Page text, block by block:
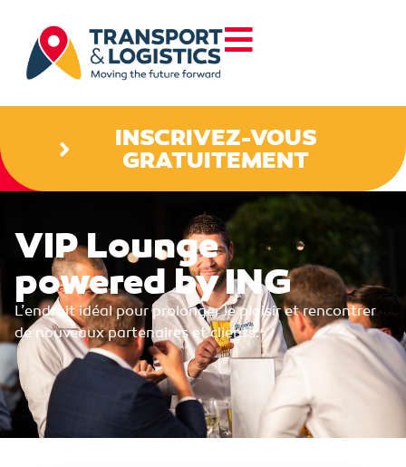
INSCRIVEZ-VOUS
GRATUITEMENT
VIP Lounge
powered by ING
L’endroit idéal pour prolonger le plaisir et rencontrer
de nouveaux partenaires et clients.